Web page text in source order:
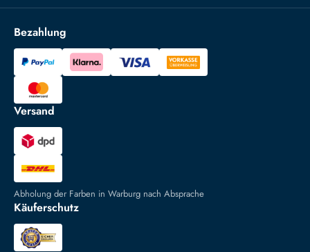
Bezahlung
Versand
Abholung der Farben in Warburg nach Absprache
Käuferschutz